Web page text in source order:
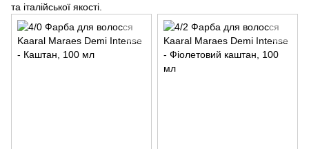
та італійської якості.